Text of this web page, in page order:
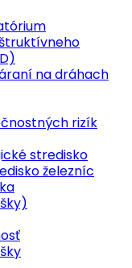
na dráhach
rizík
stredisko
železníc